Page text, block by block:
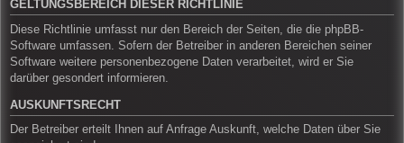
GELTUNGSBEREICH DIESER RICHTLINIE
Diese Richtlinie umfasst nur den Bereich der Seiten, die die phpBB-
Software umfassen. Sofern der Betreiber in anderen Bereichen seiner
Software weitere personenbezogene Daten verarbeitet, wird er Sie
darüber gesondert informieren.
AUSKUNFTSRECHT
Der Betreiber erteilt Ihnen auf Anfrage Auskunft, welche Daten über Sie